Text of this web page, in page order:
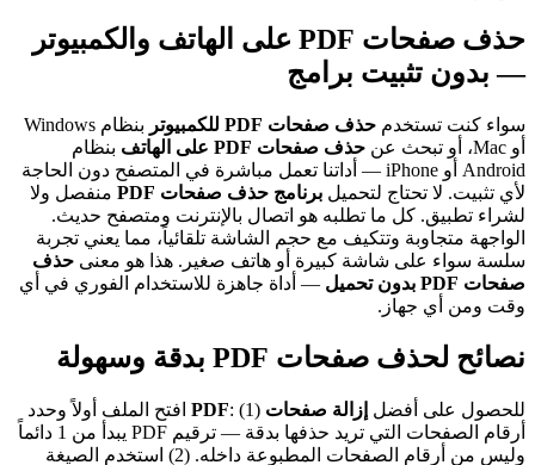
حذف صفحات PDF على الهاتف والكمبيوتر
— بدون تثبيت برامج
سواء كنت تستخدم حذف صفحات PDF للكمبيوتر
بنظام Windows
أو Mac، أو تبحث عن
حذف صفحات PDF على الهاتف
بنظام
Android أو iPhone — أداتنا تعمل مباشرة في المتصفح دون الحاجة
لأي تثبيت. لا تحتاج لتحميل برنامج حذف صفحات PDF
منفصل ولا
لشراء تطبيق. كل ما تطلبه هو اتصال بالإنترنت ومتصفح حديث.
الواجهة متجاوبة وتتكيف مع حجم الشاشة تلقائياً، مما يعني تجربة
سلسة سواء على شاشة كبيرة أو هاتف صغير. هذا هو معنى حذف
صفحات PDF بدون تحميل
— أداة جاهزة للاستخدام الفوري في أي
وقت ومن أي جهاز.
نصائح لحذف صفحات PDF بدقة وسهولة
للحصول على أفضل إزالة صفحات PDF
: (1) افتح الملف أولاً وحدد
أرقام الصفحات التي تريد حذفها بدقة — ترقيم PDF يبدأ من 1 دائماً
وليس من أرقام الصفحات المطبوعة داخله. (2) استخدم الصيغة